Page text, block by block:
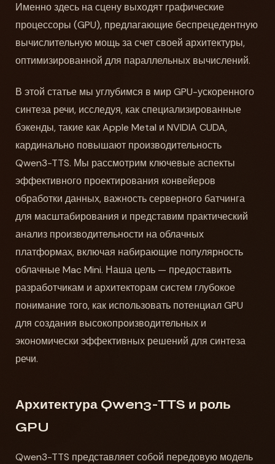
Именно здесь на сцену выходят графические
процессоры (GPU), предлагающие беспрецедентную
вычислительную мощь за счет своей архитектуры,
оптимизированной для параллельных вычислений.
В этой статье мы углубимся в мир GPU-ускоренного
синтеза речи, исследуя, как специализированные
бэкенды, такие как Apple Metal и NVIDIA CUDA,
кардинально повышают производительность
Qwen3-TTS. Мы рассмотрим ключевые аспекты
эффективного проектирования конвейеров
обработки данных, важность серверного батчинга
для масштабирования и представим практический
анализ производительности на облачных
платформах, включая набирающие популярность
облачные Mac Mini. Наша цель — предоставить
разработчикам и архитекторам систем глубокое
понимание того, как использовать потенциал GPU
для создания высокопроизводительных и
экономически эффективных решений для синтеза
речи.
Архитектура Qwen3-TTS и роль
GPU
Qwen3-TTS представляет собой передовую модель